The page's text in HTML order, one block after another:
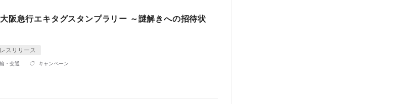
阪急行エキタグスタンプラリー ～謎解きへの招待状
スリリース
・交通 キャンペーン